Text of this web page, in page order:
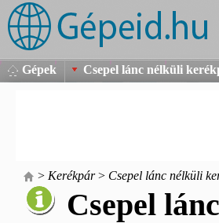
Gépek
Csepel lánc nélküli
> Kerékpár> Csepel lánc nélküli
Csepel